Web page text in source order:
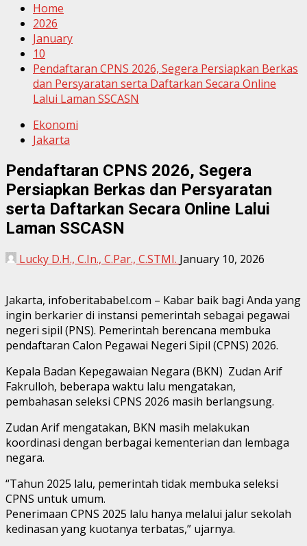
Home
2026
January
10
Pendaftaran CPNS 2026, Segera Persiapkan Berkas
dan Persyaratan serta Daftarkan Secara Online
Lalui Laman SSCASN
Ekonomi
Jakarta
Pendaftaran CPNS 2026, Segera
Persiapkan Berkas dan Persyaratan
serta Daftarkan Secara Online Lalui
Laman SSCASN
Lucky D.H., C.In., C.Par., C.STMI. January 10, 2026
Jakarta, infoberitababel.com – Kabar baik bagi Anda yang
ingin berkarier di instansi pemerintah sebagai pegawai
negeri sipil (PNS). Pemerintah berencana membuka
pendaftaran Calon Pegawai Negeri Sipil (CPNS) 2026.
Kepala Badan Kepegawaian Negara (BKN) Zudan Arif
Fakrulloh, beberapa waktu lalu mengatakan,
pembahasan seleksi CPNS 2026 masih berlangsung.
Zudan Arif mengatakan, BKN masih melakukan
koordinasi dengan berbagai kementerian dan lembaga
negara.
“Tahun 2025 lalu, pemerintah tidak membuka seleksi
CPNS untuk umum.
Penerimaan CPNS 2025 lalu hanya melalui jalur sekolah
kedinasan yang kuotanya terbatas,” ujarnya.